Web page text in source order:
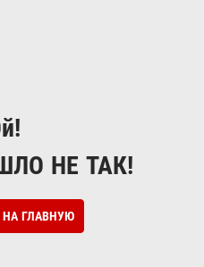
НЕ ТАК!
НА ГЛАВНУЮ